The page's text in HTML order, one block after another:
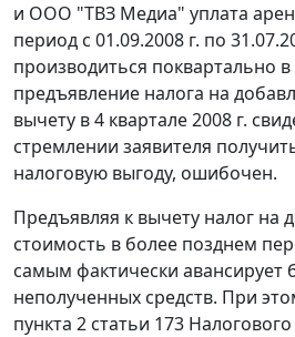
и ООО "ТВЗ Медиа" уплата
период с 01.09.2008 г. по
производиться поквартально в
предъявление налога на
вычету в 4 квартале 2008 г.
стремлении заявителя
налоговую выгоду, ошибочен.
Предъявляя к вычету налог на
стоимость в более позднем
самым фактически авансирует
неполученных средств. При
пункта 2 статьи 173